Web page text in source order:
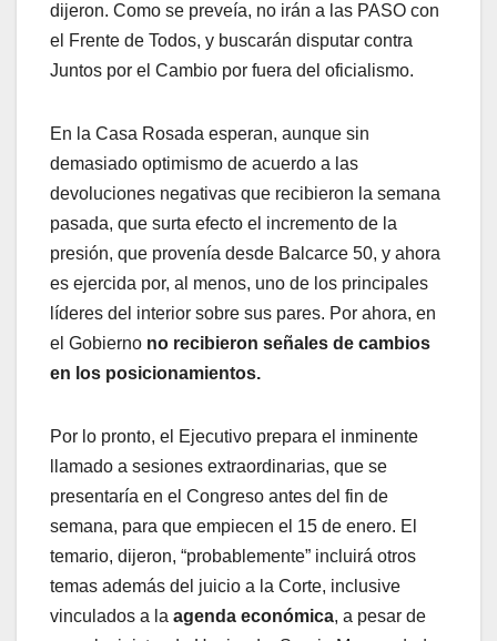
dijeron. Como se preveía, no irán a las PASO con
el Frente de Todos, y buscarán disputar contra
Juntos por el Cambio por fuera del oficialismo.
En la Casa Rosada esperan, aunque sin
demasiado optimismo de acuerdo a las
devoluciones negativas que recibieron la semana
pasada, que surta efecto el incremento de la
presión, que provenía desde Balcarce 50, y ahora
es ejercida por, al menos, uno de los principales
líderes del interior sobre sus pares. Por ahora, en
el Gobierno no recibieron señales de cambios
en los posicionamientos.
Por lo pronto, el Ejecutivo prepara el inminente
llamado a sesiones extraordinarias, que se
presentaría en el Congreso antes del fin de
semana, para que empiecen el 15 de enero. El
temario, dijeron, “probablemente” incluirá otros
temas además del juicio a la Corte, inclusive
vinculados a la agenda económica, a pesar de